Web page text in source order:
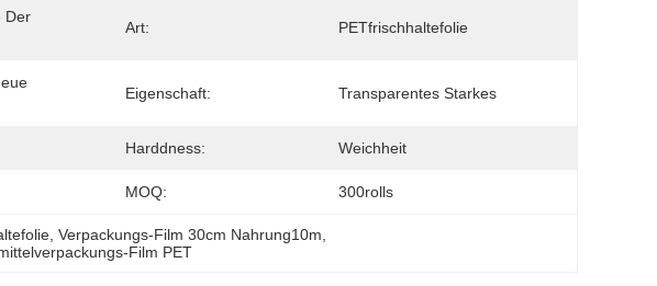
Der
Art: PETfrischhaltefolie
Eigenschaft: Transparentes Starkes
Harddness: Weichheit
MOQ: 300rolls
, Verpackungs-Film 30cm Nahrung10m
Film PET